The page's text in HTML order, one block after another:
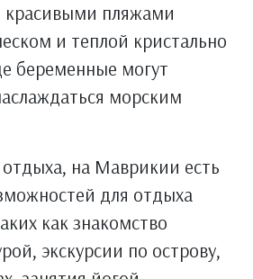
красивыми пляжами
и теплой кристально
беременные могут
морским
на Маврикии есть
для отдыха
как знакомство
экскурсии по острову,